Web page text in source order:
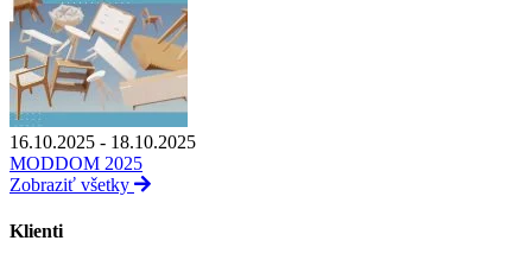
16.10.2025 - 18.10.2025
MODDOM 2025
Zobraziť všetky
Klienti